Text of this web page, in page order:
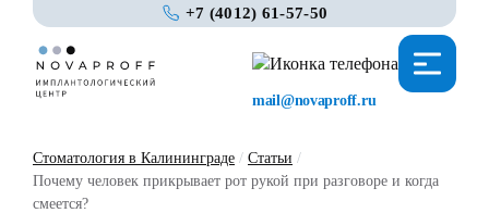
+7 (4012) 61-57-50
mail@novaproff.ru
Стоматология в Калининграде / Статьи /
Почему человек прикрывает рот рукой при разговоре и когда
смеется?